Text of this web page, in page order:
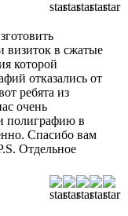
визиток в сжатые
которой
отказались от
ребята из
очень
полиграфию в
Спасибо вам
Отдельное
и в
заказа,